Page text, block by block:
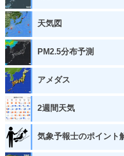
天気図
PM2.5分布予測
アメダス
2週間天気
気象予報士のポイント